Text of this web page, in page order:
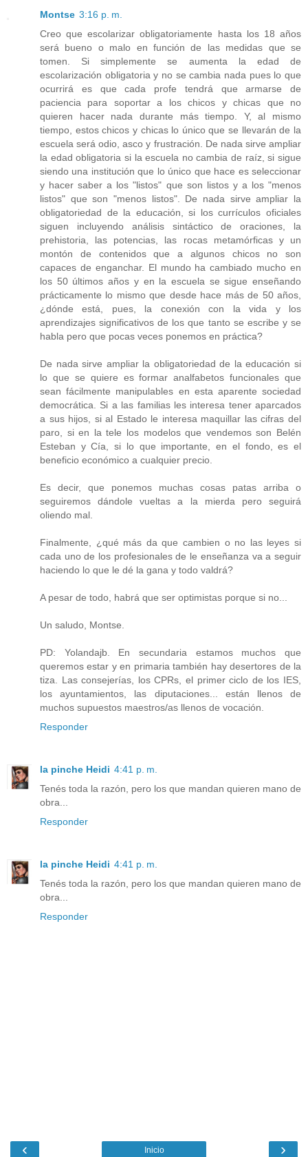
Montse 3:16 p. m.
Creo que escolarizar obligatoriamente hasta los 18 años
será bueno o malo en función de las medidas que se
tomen. Si simplemente se aumenta la edad de
escolarización obligatoria y no se cambia nada pues lo que
ocurrirá es que cada profe tendrá que armarse de
paciencia para soportar a los chicos y chicas que no
quieren hacer nada durante más tiempo. Y, al mismo
tiempo, estos chicos y chicas lo único que se llevarán de la
escuela será odio, asco y frustración. De nada sirve ampliar
la edad obligatoria si la escuela no cambia de raíz, si sigue
siendo una institución que lo único que hace es seleccionar
y hacer saber a los "listos" que son listos y a los "menos
listos" que son "menos listos". De nada sirve ampliar la
obligatoriedad de la educación, si los currículos oficiales
siguen incluyendo análisis sintáctico de oraciones, la
prehistoria, las potencias, las rocas metamórficas y un
montón de contenidos que a algunos chicos no son
capaces de enganchar. El mundo ha cambiado mucho en
los 50 últimos años y en la escuela se sigue enseñando
prácticamente lo mismo que desde hace más de 50 años,
¿dónde está, pues, la conexión con la vida y los
aprendizajes significativos de los que tanto se escribe y se
habla pero que pocas veces ponemos en práctica?
De nada sirve ampliar la obligatoriedad de la educación si
lo que se quiere es formar analfabetos funcionales que
sean fácilmente manipulables en esta aparente sociedad
democrática. Si a las familias les interesa tener aparcados
a sus hijos, si al Estado le interesa maquillar las cifras del
paro, si en la tele los modelos que vendemos son Belén
Esteban y Cía, si lo que importante, en el fondo, es el
beneficio económico a cualquier precio.
Es decir, que ponemos muchas cosas patas arriba o
seguiremos dándole vueltas a la mierda pero seguirá
oliendo mal.
Finalmente, ¿qué más da que cambien o no las leyes si
cada uno de los profesionales de le enseñanza va a seguir
haciendo lo que le dé la gana y todo valdrá?
A pesar de todo, habrá que ser optimistas porque si no...
Un saludo, Montse.
PD: Yolandajb. En secundaria estamos muchos que
queremos estar y en primaria también hay desertores de la
tiza. Las consejerías, los CPRs, el primer ciclo de los IES,
los ayuntamientos, las diputaciones... están llenos de
muchos supuestos maestros/as llenos de vocación.
Responder
la pinche Heidi 4:41 p. m.
Tenés toda la razón, pero los que mandan quieren mano de
obra...
Responder
la pinche Heidi 4:41 p. m.
Tenés toda la razón, pero los que mandan quieren mano de
obra...
Responder
‹ ›
Inicio